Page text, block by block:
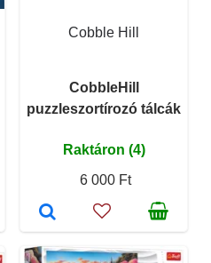
Cobble Hill
CobbleHill
puzzleszortírozó tálcák
Raktáron (4)
6 000 Ft